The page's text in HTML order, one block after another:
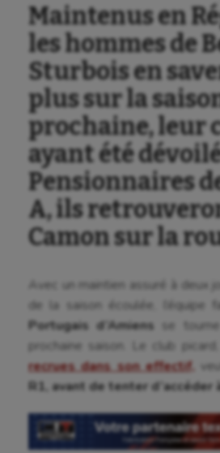
Aéronautique
Aviron
Balle à la main
Ballon au poing
Baseball
Maintenus en
les hommes de
Sturbois en
plus sur la
prochaine, leur
ayant été
Pensionnaires
A, ils
Camon sur la
Avec un maintien assuré à deux
de la saison écoulée, l’équipe
Portugais d’Amiens se
prochaine saison. Le club
recrues dans son effectif,
R1, avant de tenter d’accéder